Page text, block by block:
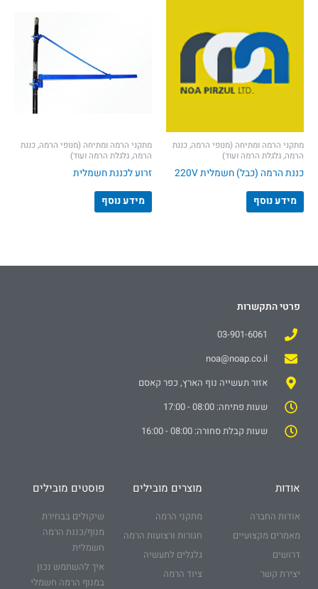
מתקני הרמה ומתיחה (מנופי הרמה, כננת
הרמה, גלגלת הרמה ועוד)
כננת הרמה (כבל) חשמלית 220V
מידע נוסף
מתקני הרמה ומתיחה (מנופי הרמה, כננת
הרמה, גלגלת הרמה ועוד)
זרוע לכננת חשמלית
מידע נוסף
פרטי התקשרות
03-901-6061
noa@noap.co.il
אזור תעשייה נוף הארץ, כפר קאסם
שעות פתיחה: 08:00 - 17:00
שעות קבלת סחורה: 08:00 - 16:00
אודות
אודות החברה
מאמרים מקצועיים
דרושים
יצירת קשר
מוצרים מובילים
מתקני הרמה
חגורות ורצועות הרמה
גלגלים לתעשיה
ציוד הרמה
פוסטים מובילים
שיקולים בבחירת
מנוף/כננת הרמה
חשמלית
איך להשתמש נכון
במנוף הרמה חשמלי